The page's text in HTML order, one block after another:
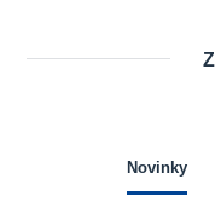
Z
Novinky